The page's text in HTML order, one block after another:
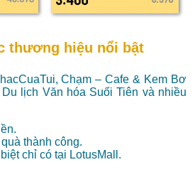
thương hiệu nổi bật
Chạm – Cafe & Kem Bơ
lịch Văn hóa Suối Tiên và nhiều
thành công.
chỉ có tại LotusMall.